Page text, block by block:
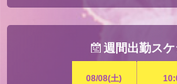
週間出勤ス
08/08(土)